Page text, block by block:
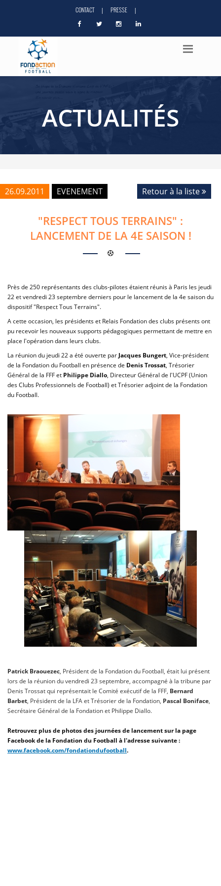
CONTACT | PRESSE |
ACTUALITÉS
26.09.2011 EVENEMENT Retour à la liste
"RESPECT TOUS TERRAINS" :
LANCEMENT DE LA 4E SAISON !
Près de 250 représentants des clubs-pilotes étaient réunis à Paris les jeudi
22 et vendredi 23 septembre derniers pour le lancement de la 4e saison du
dispositif "Respect Tous Terrains".
A cette occasion, les présidents et Relais Fondation des clubs présents ont
pu recevoir les nouveaux supports pédagogiques permettant de mettre en
place l'opération dans leurs clubs.
La réunion du jeudi 22 a été ouverte par Jacques Bungert, Vice-président
de la Fondation du Football en présence de Denis Trossat, Trésorier
Général de la FFF et Philippe Diallo, Directeur Général de l'UCPF (Union
des Clubs Professionnels de Football) et Trésorier adjoint de la Fondation
du Football.
Patrick Braouezec, Président de la Fondation du Football, était lui présent
lors de la réunion du vendredi 23 septembre, accompagné à la tribune par
Denis Trossat qui représentait le Comité exécutif de la FFF, Bernard
Barbet, Président de la LFA et Trésorier de la Fondation, Pascal Boniface,
Secrétaire Général de la Fondation et Philippe Diallo.
Retrouvez plus de photos des journées de lancement sur la page
Facebook de la Fondation du Football à l'adresse suivante :
www.facebook.com/fondationdufootball.